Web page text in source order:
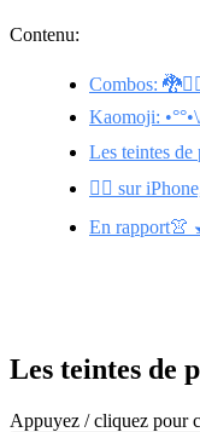
Contenu:
Combos:
Kaomoji:
Les teintes de
🚣‍♀️ sur
En rapport👚
Les teintes de
Appuyez / cliquez pour